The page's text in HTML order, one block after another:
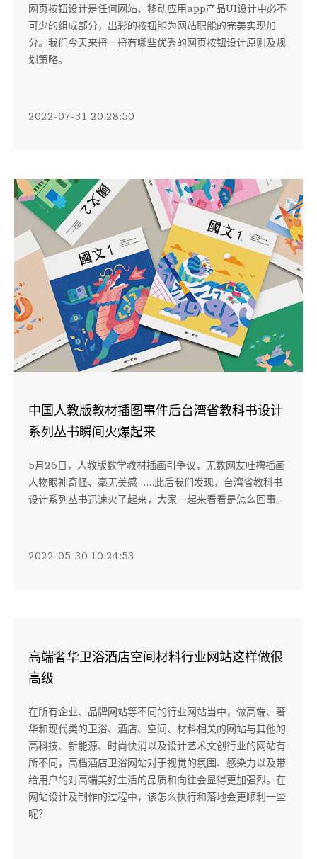
网页按钮设计是任何网站、移动应用app产品UI设计中必不
可少的组成部分，出彩的按钮能为网站职能的完美实现加
分。我们今天来捋一捋有哪些优秀的网页按钮设计原则及规
划策略。
2022-07-31 20:28:50
中国人教版教材插图事件后台湾省教科书设计
系列丛书瞬间火爆起来
5月26日，人教版数学教材插画引争议，无数网友吐槽插画
人物眼神奇怪、毫无美感......此后我们发现，台湾省教科书
设计系列丛书迅速火了起来，大家一起来看看是怎么回事。
2022-05-30 10:24:53
高端奢华卫浴酒店空间材料行业网站这样做很
高级
在所有企业、品牌网站等不同的行业网站当中，做高端、奢
华和现代类的卫浴、酒店、空间、材料相关的网站与其他的
高科技、新能源、时尚快消以及设计艺术文创行业的网站有
所不同，高档酒店卫浴网站对于视觉的氛围、感染力以及带
给用户的对高端美好生活的品质和向往会显得更加强烈。在
网站设计及制作的过程中，该怎么执行和落地会更顺利一些
呢？